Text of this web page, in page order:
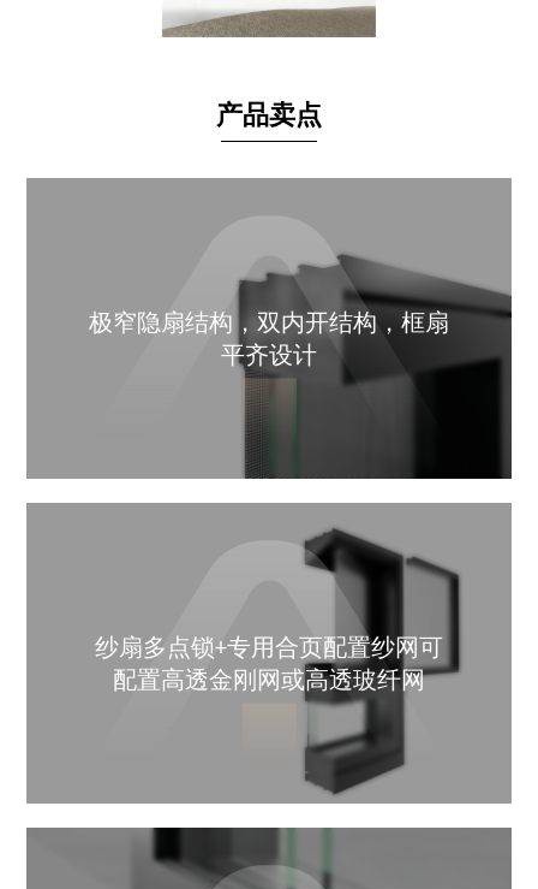
产品卖点
极窄隐扇结构，双内开结构，框扇
平齐设计
纱扇多点锁+专用合页配置纱网可
配置高透金刚网或高透玻纤网